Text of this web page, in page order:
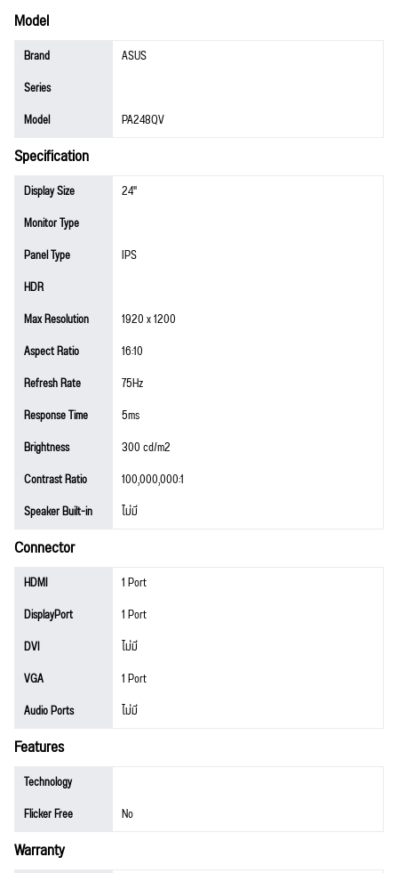
Model
Brand
ASUS
Series
Model
PA248QV
Specification
Display Size
24"
Monitor Type
Panel Type
IPS
HDR
Max Resolution
1920 x 1200
Aspect Ratio
16:10
Refresh Rate
75Hz
Response Time
5ms
Brightness
300 cd/m2
Contrast Ratio
100,000,000:1
Speaker Built-in
ไม่มี
Connector
HDMI
1 Port
DisplayPort
1 Port
DVI
ไม่มี
VGA
1 Port
Audio Ports
ไม่มี
Features
Technology
Flicker Free
No
Warranty